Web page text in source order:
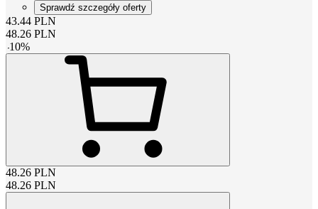
Sprawdź szczegóły oferty
43.44 PLN
48.26 PLN
-10%
48.26 PLN
48.26 PLN